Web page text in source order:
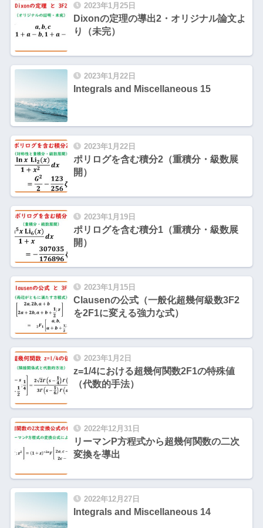
2023年1月25日
Dixonの定理の導出2・オリジナル論文よ
り（未完）
2023年1月22日
Integrals and Miscellaneous 15
2023年1月22日
ポリログを含む積分2（重積分・級数展
開）
2023年1月19日
ポリログを含む積分1（重積分・級数展
開）
2023年1月15日
Clausenの公式（一般化超幾何級数3F2
を2F1に変える強力な式）
2023年1月2日
z=1/4における超幾何関数2F1の特殊値
（代数的手法）
2022年12月31日
リーマンP方程式から超幾何関数の二次
変換を導出
2022年12月27日
Integrals and Miscellaneous 14